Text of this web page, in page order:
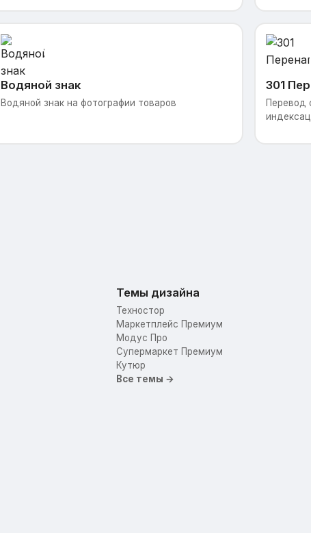
Водяной знак
Водяной знак на фотографии товаров
301
Перевод
Темы дизайна
Техностор
Маркетплейс Премиум
Модус Про
Супермаркет Премиум
Кутюр
Все темы →